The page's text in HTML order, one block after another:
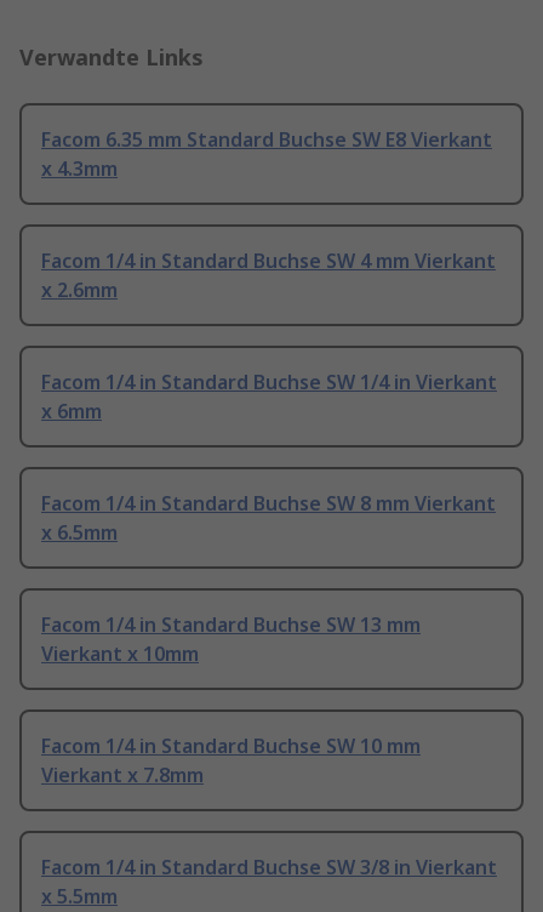
Verwandte Links
Facom 6.35 mm Standard Buchse SW E8 Vierkant
x 4.3mm
Facom 1/4 in Standard Buchse SW 4 mm Vierkant
x 2.6mm
Facom 1/4 in Standard Buchse SW 1/4 in Vierkant
x 6mm
Facom 1/4 in Standard Buchse SW 8 mm Vierkant
x 6.5mm
Facom 1/4 in Standard Buchse SW 13 mm
Vierkant x 10mm
Facom 1/4 in Standard Buchse SW 10 mm
Vierkant x 7.8mm
Facom 1/4 in Standard Buchse SW 3/8 in Vierkant
x 5.5mm